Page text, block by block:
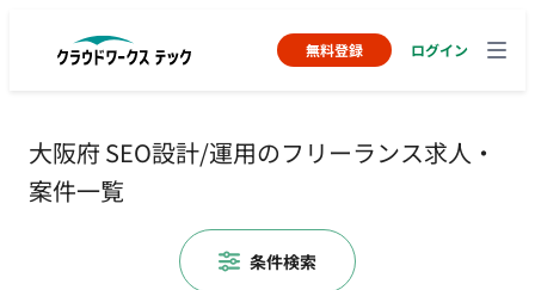
無料登録 ログイン
大阪府 SEO設計/運用のフリーランス求人・
案件一覧
条件検索